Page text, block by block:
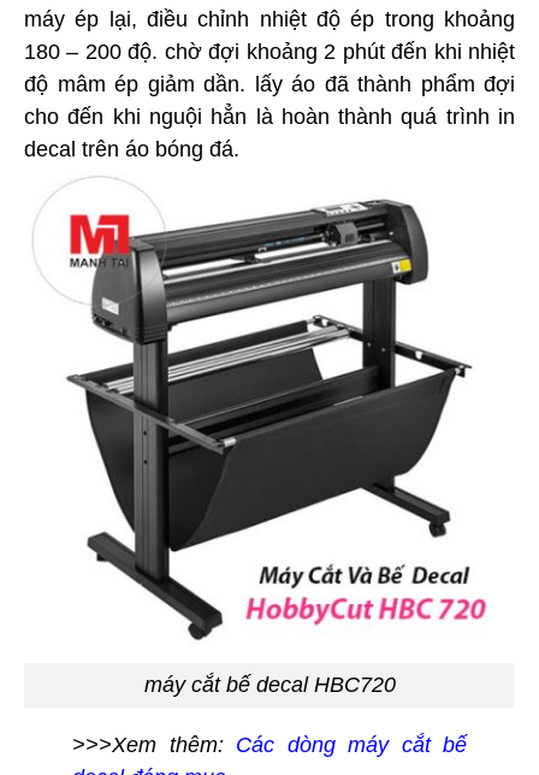
máy ép lại, điều chỉnh nhiệt độ ép trong khoảng
180 – 200 độ. chờ đợi khoảng 2 phút đến khi nhiệt
độ mâm ép giảm dần. lấy áo đã thành phẩm đợi
cho đến khi nguội hẳn là hoàn thành quá trình in
decal trên áo bóng đá.
máy cắt bế decal HBC720
>>>Xem thêm:Các dòng máy cắt bế